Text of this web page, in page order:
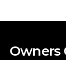
Owners